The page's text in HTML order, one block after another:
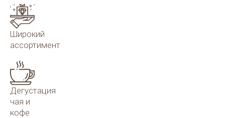
Широкий
ассортимент
Дегустация
чая и
кофе